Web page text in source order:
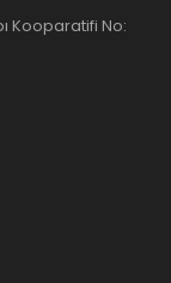
Kooparatifi No: